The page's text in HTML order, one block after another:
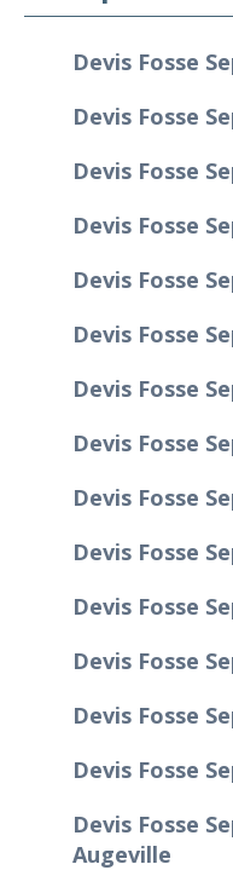
Devis Fosse
Devis Fosse
Devis Fosse
Devis Fosse
Devis Fosse
Devis Fosse
Devis Fosse
Devis Fosse
Devis Fosse
Devis Fosse
Devis Fosse
Devis Fosse
Devis Fosse
Devis Fosse
Devis Fosse
Augeville